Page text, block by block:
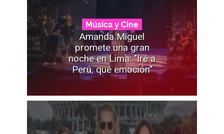
Música y Cine
Amanda Miguel
promete una gran
noche en Lima: "Iré a
Perú, qué emoción"